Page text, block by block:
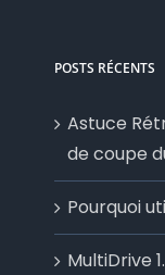
POSTS RÉCENTS
Astuce
de coupe
Pourquoi
MultiDrive